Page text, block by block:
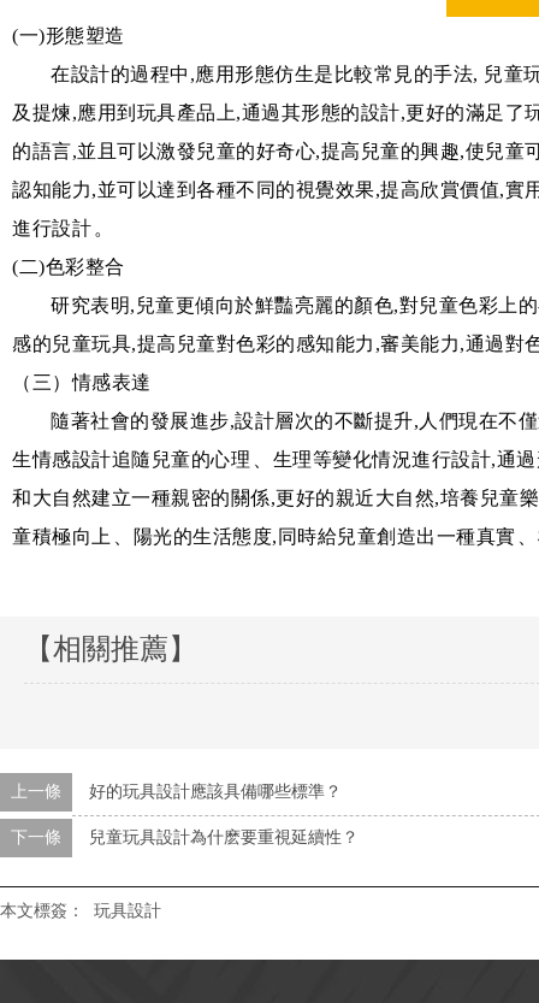
(一)形態塑造
在設計的過程中,應用形態仿生是比較常見的手法, 兒童
及提煉,應用到玩具產品上,通過其形態的設計,更好的滿足
的語言,並且可以激發兒童的好奇心,提高兒童的興趣,使兒
認知能力,並可以達到各種不同的視覺效果,提高欣賞價值,
進行設計。
(二)色彩整合
研究表明,兒童更傾向於鮮豔亮麗的顏色,對兒童色彩上
感的兒童玩具,提高兒童對色彩的感知能力,審美能力,通過對色
（三）情感表達
隨著社會的發展進步,設計層次的不斷提升,人們現在不
生情感設計追隨兒童的心理、生理等變化情況進行設計,
和大自然建立一種親密的關係,更好的親近大自然,培養兒童
童積極向上、陽光的生活態度,同時給兒童創造出一種真實
【相關推薦】
上一條 好的玩具設計應該具備哪些標準？
下一條 兒童玩具設計為什麽要重視延續性？
本文標簽： 玩具設計